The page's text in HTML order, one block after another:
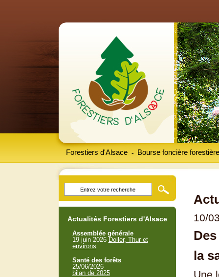
Forestiers d'Alsace Bourse foncière forestière
-
10/
la
Une
Actualités Forestiers d'Alsace
Assemblée générale
19 juin 2026 Doller, Thur et
environs
Santé des forêts
25/06/2026
bilan de 2025